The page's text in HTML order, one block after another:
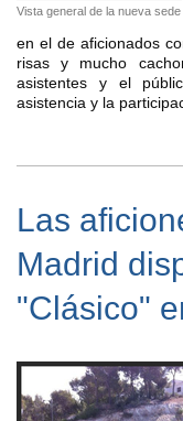
Vista general de la nueva sede
en el de aficionados
risas y mucho
asistentes y el
asistencia y la
Las
Madrid
"Clásico"